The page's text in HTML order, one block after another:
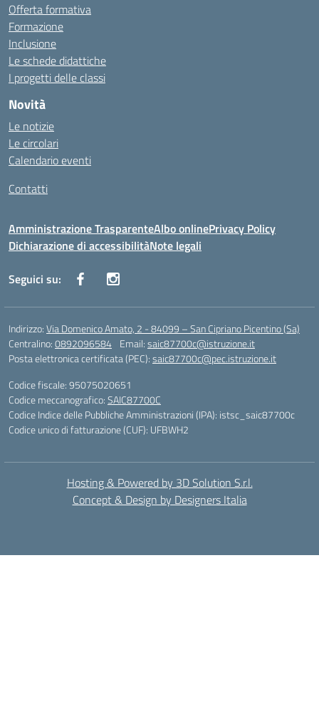
Offerta formativa
Formazione
Inclusione
Le schede didattiche
I progetti delle classi
Novità
Le notizie
Le circolari
Calendario eventi
Contatti
Amministrazione TrasparenteAlbo onlinePrivacy Policy
Dichiarazione di accessibilitàNote legali
Seguici su:
Indirizzo:Via Domenico Amato, 2 - 84099 – San Cipriano Picentino (Sa)
Centralino:0892096584 Email:saic87700c@istruzione.it
Posta elettronica certificata (PEC):saic87700c@pec.istruzione.it
Codice fiscale: 95075020651
Codice meccanografico:SAIC87700C
Codice Indice delle Pubbliche Amministrazioni (IPA): istsc_saic87700c
Codice unico di fatturazione (CUF): UFBWH2
Hosting & Powered by 3D Solution S.r.l.
Concept & Design by Designers Italia